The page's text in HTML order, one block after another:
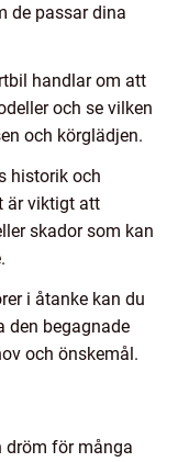
de passar dina
handlar om att
och se vilken
och körglädjen.
historik och
är viktigt att
skador som kan
i åtanke kan du
den begagnade
och önskemål.
dröm för många